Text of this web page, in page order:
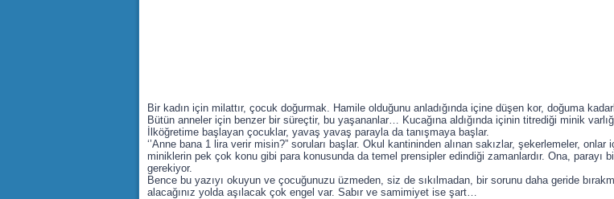
Bir kadın için milattır, çocuk doğurmak. Hamile olduğunu anladığında içine düşen kor, doğuma
Bütün anneler için benzer bir süreçtir, bu yaşananlar… Kucağına aldığında içinin titrediği minik
İlköğretime başlayan çocuklar, yavaş yavaş parayla da tanışmaya başlar.
‘’Anne bana 1 lira verir misin?” soruları başlar. Okul kantininden alınan sakızlar, şekerlemeler,
miniklerin pek çok konu gibi para konusunda da temel prensipler edindiği zamanlardır. Ona,
gerekiyor.
Bence bu yazıyı okuyun ve çocuğunuzu üzmeden, siz de sıkılmadan, bir sorunu daha geride
alacağınız yolda aşılacak çok engel var. Sabır ve samimiyet ise şart…